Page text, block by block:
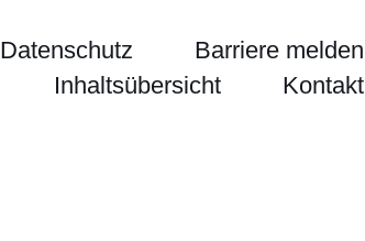
Datenschutz
Barriere melden
Inhaltsübersicht
Kontakt